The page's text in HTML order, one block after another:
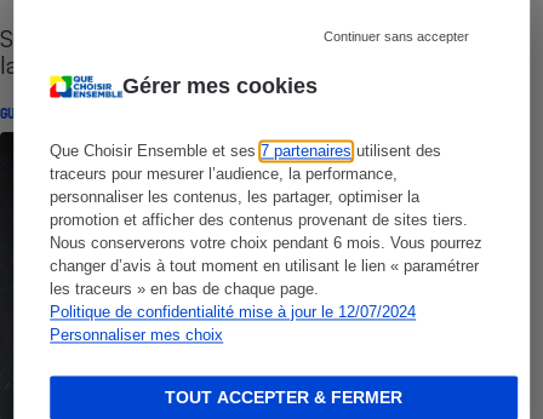
Gérer mes cookies
Que Choisir Ensemble et ses7 partenaires utilisent des
traceurs pour mesurer l’audience, la performance,
personnaliser les contenus, les partager, optimiser la
promotion et afficher des contenus provenant de sites tiers.
Nous conserverons votre choix pendant 6 mois. Vous pourrez
changer d’avis à tout moment en utilisant le lien « paramétrer
les traceurs » en bas de chaque page.
Politique de confidentialité mise à jour le 12/07/2024
Personnaliser mes choix
Continuer sans accepter
TOUT ACCEPTER & FERMER
Sites de rencontres - Nos conseils pour vous
lancer
GUIDE D'ACHAT